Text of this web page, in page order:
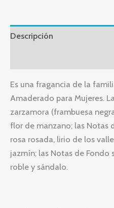
Descripción
Es una fragancia de la
Amaderado para Mujeres.
zarzamora (frambuesa
flor de manzano; las Notas
rosa rosada, lirio de los
jazmín; las Notas de Fondo
roble y sándalo.